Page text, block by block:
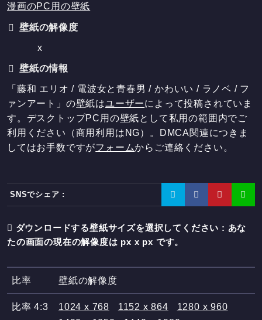
漫画のPC用の壁紙
壁紙の解像度
x
壁紙の情報
「藤和 エリオ / 電波女と青春男 / かわいい / ラノベ / フ
ァンアート」の壁紙はユーザーによって投稿されていま
す。デスクトップPC用の壁紙として私用の範囲内でご
利用ください（商用利用はNG）。DMCA関連につきま
してはお手数ですがフォームからご連絡ください。
SNSでシェア :
ダウンロードする壁紙サイズを選択してください : あな
たの画面の現在の解像度は px x px です。
比率 壁紙の解像度
比率 4:3 1024 x 768 1152 x 864
1280 x 960